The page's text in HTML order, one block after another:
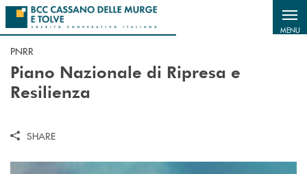
Salta al contenuto principale
MENU
PNRR
Piano Nazionale di Ripresa e
Resilienza
SHARE